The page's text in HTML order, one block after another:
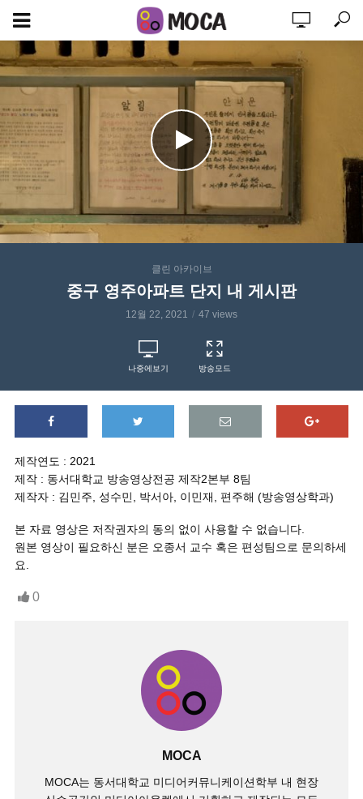
클린 아카이브
중구 영주아파트 단지 내 게시판
12월 22, 2021 47 views
나중에보기 방송모드
제작연도 : 2021
제작 : 동서대학교 방송영상전공 제작2본부 8팀
제작자 : 김민주, 성수민, 박서아, 이민재, 편주해 (방송영상학과)
본 자료 영상은 저작권자의 동의 없이 사용할 수 없습니다.
원본 영상이 필요하신 분은 오종서 교수 혹은 편성팀으로 문의하세
요.
0
MOCA
MOCA는 동서대학교 미디어커뮤니케이션학부 내 현장